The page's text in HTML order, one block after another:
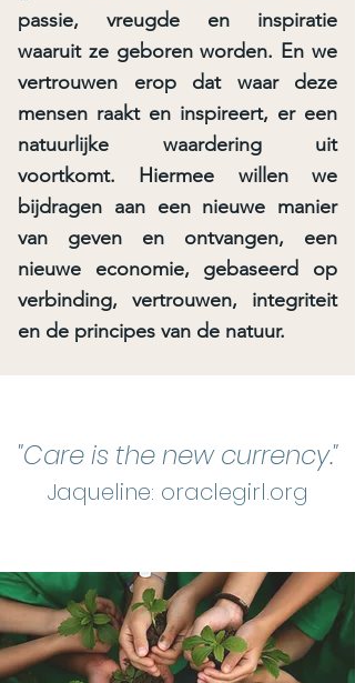
passie, vreugde en inspiratie
waaruit ze geboren worden. En we
vertrouwen erop dat waar deze
mensen raakt en inspireert, er een
natuurlijke waardering uit
voortkomt. Hiermee willen we
bijdragen aan een nieuwe manier
van geven en ontvangen, een
nieuwe economie, gebaseerd op
verbinding, vertrouwen, integriteit
en de principes van de natuur.
"Care is the new currency."
Jaqueline: oraclegirl.org